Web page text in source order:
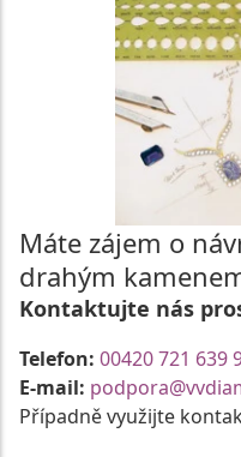
Máte zájem o
drahým
Kontaktujte nás
Telefon: 00420 721 639
E-mail:
Případně využijte